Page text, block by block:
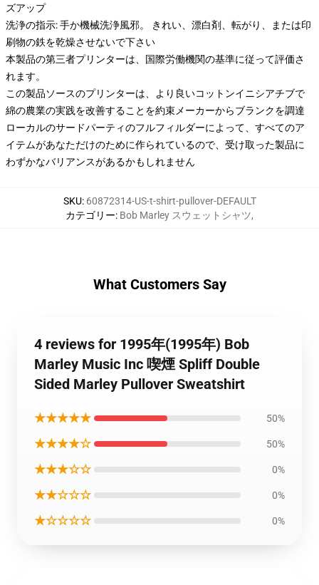
ズアップ
洗浄の指示: 手か機械洗浄風邪。 きれい、漂白剤、転がり、または印
刷物の鉄を乾燥させないで下さい
本製品の第三者プリンターは、国際労働機関の基準に従って評価さ
れます。
この製品ソースのプリンターは、より良いコットンイニシアチブで
綿の農業の実践を改善することを約束メーカーからブランクを調達
ローカルのサードパーティのフルフィルダーによって、すべてのア
イテムがあなただけのために作られているので、受け取った製品に
わずかなバリアンスがあるかもしれません
SKU: 60872314-US-t-shirt-pullover-DEFAULT
カテゴリー: Bob Marley スウェットシャツ,
What Customers Say
4 reviews for 1995年(1995年) Bob
Marley Music Inc 喫煙 Spliff Double
Sided Marley Pullover Sweatshirt
★★★★★ 50%
★★★★☆ 50%
★★★☆☆ 0%
★★☆☆☆ 0%
★☆☆☆☆ 0%